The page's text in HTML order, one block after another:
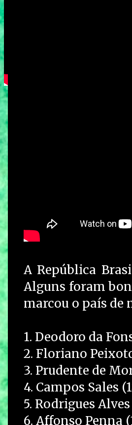
A República
Alguns foram
marcou o país de
1. Deodoro da
2. Floriano
3. Prudente de
4. Campos Sales
5. Rodrigues Alves
6. Affonso Penna